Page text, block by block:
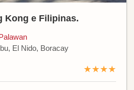
Kong e Filipinas.
El Nido, Boracay
★★★★